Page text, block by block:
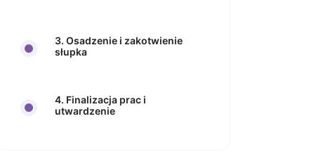
3. Osadzenie i zakotwienie
słupka
4. Finalizacja prac i
utwardzenie